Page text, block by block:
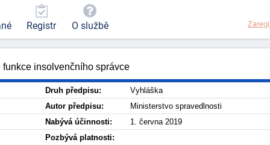
insolvenčního správce
Druh předpisu:
Vyhláška
Autor předpisu:
Ministerstvo spravedlnosti
Nabývá účinnosti:
1. června 2019
Pozbývá platnosti:
Registr O službě